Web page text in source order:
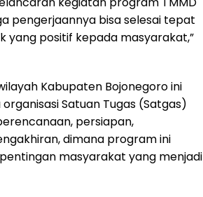
pengerjaannya bisa selesai tepat
positif kepada masyarakat,”
Kabupaten Bojonegoro ini
Satuan Tugas (Satgas)
persiapan,
dimana program ini
masyarakat yang menjadi